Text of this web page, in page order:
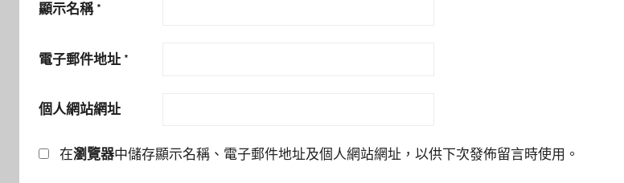
顯示名稱 *
電子郵件地址 *
個人網站網址
在瀏覽器中儲存顯示名稱、電子郵件地址及個人網站網址，以供下次發佈留言時使用。